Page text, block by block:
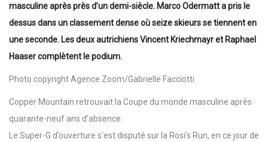
masculine après près d’un demi-siècle. Marco Odermatt a pris le
dessus dans un classement dense où seize skieurs se tiennent en
une seconde. Les deux autrichiens Vincent Kriechmayr et Raphael
Haaser complètent le podium.
Photo copyright Agence Zoom/Gabrielle Facciotti
Copper Mountain retrouvait la Coupe du monde masculine après
quarante-neuf ans d’absence.
Le Super-G d’ouverture s’est disputé sur la Rosi’s Run, en ce jour de